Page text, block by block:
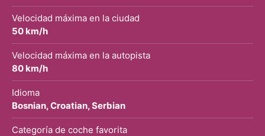
Velocidad máxima en la ciudad
50 km/h
Velocidad máxima en la autopista
80 km/h
Idioma
Bosnian, Croatian, Serbian
Categoría de coche favorita